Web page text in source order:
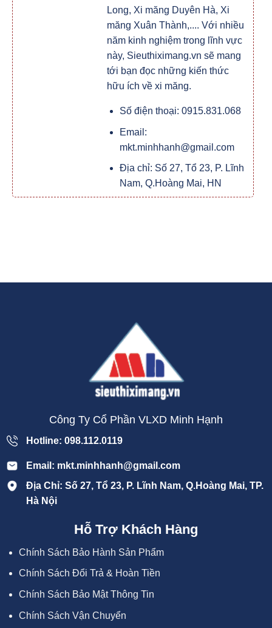
Long, Xi măng Duyên Hà, Xi
măng Xuân Thành,.... Với nhiều
năm kinh nghiệm trong lĩnh vực
này, Sieuthiximang.vn sẽ mang
tới bạn đọc những kiến thức
hữu ích về xi măng.
Số điện thoại: 0915.831.068
Email:
mkt.minhhanh@gmail.com
Địa chỉ: Số 27, Tổ 23, P. Lĩnh
Nam, Q.Hoàng Mai, HN
Công Ty Cổ Phần VLXD Minh Hạnh
Hotline: 098.112.0119
Email: mkt.minhhanh@gmail.com
Địa Chỉ: Số 27, Tổ 23, P. Lĩnh Nam, Q.Hoàng Mai, TP.
Hà Nội
Hỗ Trợ Khách Hàng
Chính Sách Bảo Hành Sản Phẩm
Chính Sách Đổi Trả & Hoàn Tiền
Chính Sách Bảo Mật Thông Tin
Chính Sách Vận Chuyển